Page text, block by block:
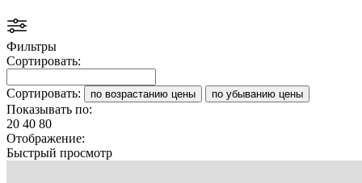
Фильтры
Сортировать:
Сортировать: по возрастанию цены по убыванию цены
Показывать по:
20 40 80
Отображение:
Быстрый просмотр